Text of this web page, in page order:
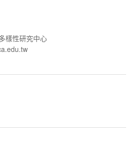
樣性研究中心